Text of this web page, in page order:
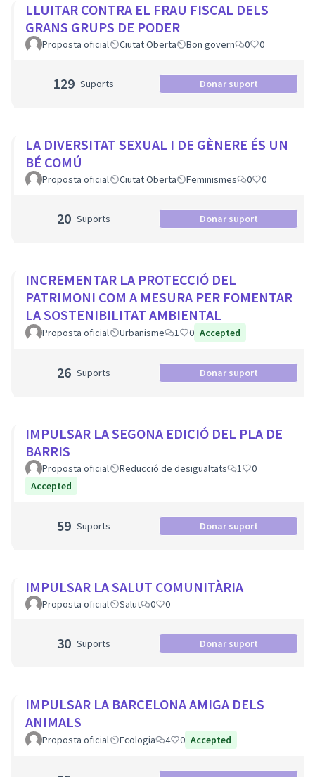
LLUITAR CONTRA EL FRAU FISCAL DELS
GRANS GRUPS DE PODER
Proposta oficial Ciutat Oberta Bon govern 0 0
129 Suports Donar suport
LA DIVERSITAT SEXUAL I DE GÈNERE ÉS UN
BÉ COMÚ
Proposta oficial Ciutat Oberta Feminismes 0 0
20 Suports Donar suport
INCREMENTAR LA PROTECCIÓ DEL
PATRIMONI COM A MESURA PER FOMENTAR
LA SOSTENIBILITAT AMBIENTAL
Proposta oficial Urbanisme 1 0 Accepted
26 Suports Donar suport
IMPULSAR LA SEGONA EDICIÓ DEL PLA DE
BARRIS
Proposta oficial Reducció de desigualtats 1
0
Accepted
59 Suports Donar suport
IMPULSAR LA SALUT COMUNITÀRIA
Proposta oficial Salut 0 0
30 Suports Donar suport
IMPULSAR LA BARCELONA AMIGA DELS
ANIMALS
Proposta oficial Ecologia 4 0 Accepted